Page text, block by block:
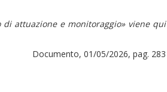
attuazione e monitoraggio» viene qui
Documento, 01/05/2026, pag. 283